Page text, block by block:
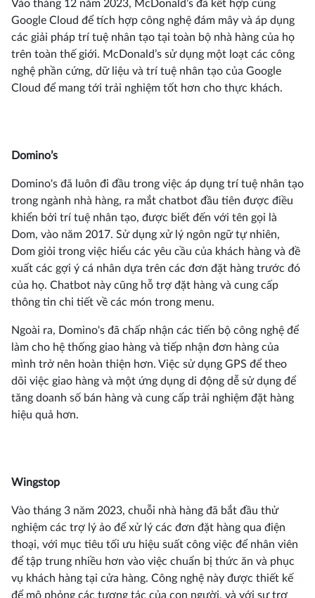
Vào tháng 12 năm 2023, McDonald’s đã kết hợp cùng
Google Cloud để tích hợp công nghệ đám mây và áp dụng
các giải pháp trí tuệ nhân tạo tại toàn bộ nhà hàng của họ
trên toàn thế giới. McDonald’s sử dụng một loạt các công
nghệ phần cứng, dữ liệu và trí tuệ nhân tạo của Google
Cloud để mang tới trải nghiệm tốt hơn cho thực khách.
Domino’s
Domino's đã luôn đi đầu trong việc áp dụng trí tuệ nhân tạo
trong ngành nhà hàng, ra mắt chatbot đầu tiên được điều
khiển bởi trí tuệ nhân tạo, được biết đến với tên gọi là
Dom, vào năm 2017. Sử dụng xử lý ngôn ngữ tự nhiên,
Dom giỏi trong việc hiểu các yêu cầu của khách hàng và đề
xuất các gợi ý cá nhân dựa trên các đơn đặt hàng trước đó
của họ. Chatbot này cũng hỗ trợ đặt hàng và cung cấp
thông tin chi tiết về các món trong menu.
Ngoài ra, Domino's đã chấp nhận các tiến bộ công nghệ để
làm cho hệ thống giao hàng và tiếp nhận đơn hàng của
mình trở nên hoàn thiện hơn. Việc sử dụng GPS để theo
dõi việc giao hàng và một ứng dụng di động dễ sử dụng để
tăng doanh số bán hàng và cung cấp trải nghiệm đặt hàng
hiệu quả hơn.
Wingstop
Vào tháng 3 năm 2023, chuỗi nhà hàng đã bắt đầu thử
nghiệm các trợ lý ảo để xử lý các đơn đặt hàng qua điện
thoại, với mục tiêu tối ưu hiệu suất công việc để nhân viên
để tập trung nhiều hơn vào việc chuẩn bị thức ăn và phục
vụ khách hàng tại cửa hàng. Công nghệ này được thiết kế
để mô phỏng các tương tác của con người, và với sự trợ